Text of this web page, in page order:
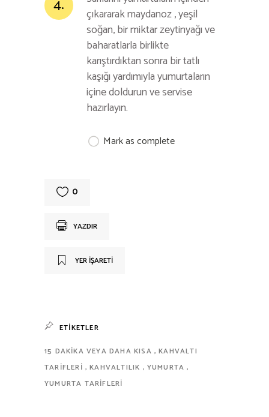
4.
çıkararak maydanoz , yeşil
soğan, bir miktar zeytinyağı ve
baharatlarla birlikte
karıştırdıktan sonra bir tatlı
kaşığı yardımıyla yumurtaların
içine doldurun ve servise
hazırlayın.
Mark as complete
0
YAZDIR
YER IŞARETI
ETIKETLER
15 DAKIKA VEYA DAHA KISA
KAHVALTI
TARIFLERI
KAHVALTILIK
YUMURTA
YUMURTA TARIFLERI